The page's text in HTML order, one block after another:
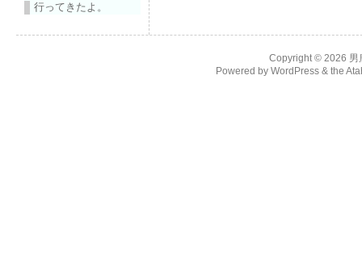
行ってきたよ。
Copyright © 2026 男
Powered by WordPress & the